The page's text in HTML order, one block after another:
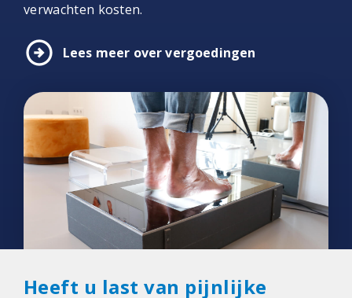
verwachten kosten.
arrow_circle_right Lees meer over vergoedingen
Heeft u last van pijnlijke